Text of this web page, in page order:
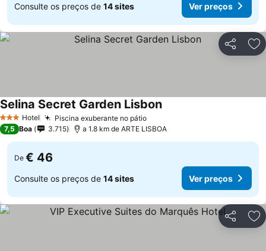
Consulte os preços de 14 sites Ver preços
Partilhar
3 EstrelasHotel Piscina exuberante no pátioVer preços
Selina Secret Garden LisbonVer preços
7,5 Boa 3.715 a 1.8 km de ARTE LISBOA
De € 46
Consulte os preços de 14 sites Ver preços
Partilhar